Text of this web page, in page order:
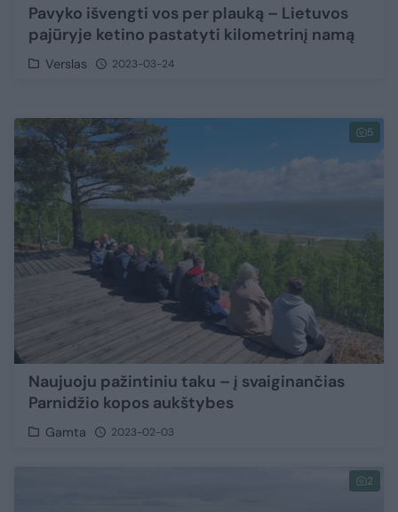
Pavyko išvengti vos per plauką – Lietuvos
pajūryje ketino pastatyti kilometrinį namą
Verslas 2023-03-24
5
Naujuoju pažintiniu taku – į svaiginančias
Parnidžio kopos aukštybes
Gamta 2023-02-03
2